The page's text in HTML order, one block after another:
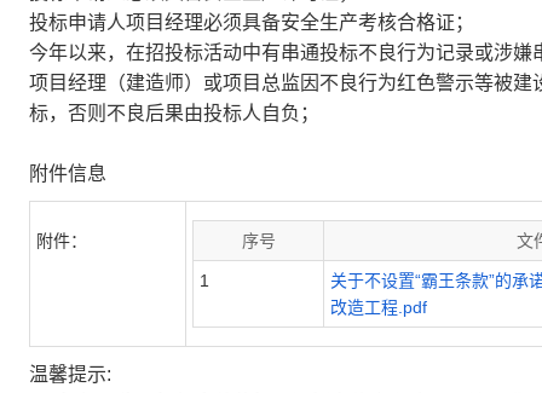
投标申请人项目经理必须具备安全生产考核合格证；
今年以来，在招投标活动中有串通投标不良行为记录或涉
项目经理（建造师）或项目总监因不良行为红色警示等被
标，否则不良后果由投标人自负；
附件信息
附件： 序号 文
1
关于不设置“霸王条款”的承
改造工程.pdf
温馨提示: